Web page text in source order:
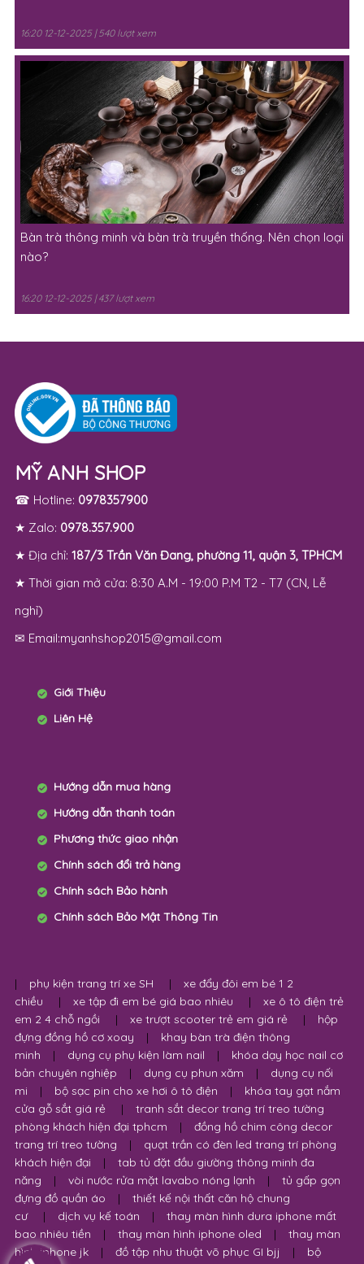
16:20 12-12-2025 | 540 lượt xem
Bàn trà thông minh và bàn trà truyền thống. Nên chọn loại
nào?
16:20 12-12-2025 | 437 lượt xem
MỸ ANH SHOP
☎ Hotline: 0978357900
★ Zalo: 0978.357.900
★ Địa chỉ: 187/3 Trần Văn Đang, phường 11, quận 3, TPHCM
★ Thời gian mở cửa: 8:30 A.M - 19:00 P.M T2 - T7 (CN, Lễ
nghỉ)
✉ Email:myanhshop2015@gmail.com
Giới Thiệu
Liên Hệ
Hướng dẫn mua hàng
Hướng dẫn thanh toán
Phương thức giao nhận
Chính sách đổi trả hàng
Chính sách Bảo hành
Chính sách Bảo Mật Thông Tin
| phụ kiện trang trí xe SH |
xe đẩy đôi em bé 1 2
chiều
| xe tập đi em bé giá bao nhiêu |
xe ô tô điện trẻ
em 2 4 chỗ ngồi
| xe trượt scooter trẻ em giá rẻ |
hộp
đựng đồng hồ cơ xoay
|
khay bàn trà điện thông
minh
| dụng cụ phụ kiện làm nail |
khóa dạy học nail cơ
bản chuyên nghiệp
| dụng cụ phun xăm |
dụng cụ nối
mi
| bộ sạc pin cho xe hơi ô tô điện |
khóa tay gạt nắm
cửa gỗ sắt giá rẻ
|
tranh sắt decor trang trí treo tường
phòng khách hiện đại tphcm
|
đồng hồ chim công decor
trang trí treo tường
|
quạt trần có đèn led trang trí phòng
khách hiện đại
|
tab tủ đặt đầu giường thông minh đa
năng
| vòi nước rửa mặt lavabo nóng lạnh |
tủ gấp gọn
đựng đồ quần áo
|
thiết kế nội thất căn hộ chung
cư
| dịch vụ kế toán |
thay màn hình dura iphone mất
bao nhiêu tiền
| thay màn hình iphone oled |
thay màn
hình iphone jk
| đồ tập nhu thuật võ phục GI bjj |
bộ